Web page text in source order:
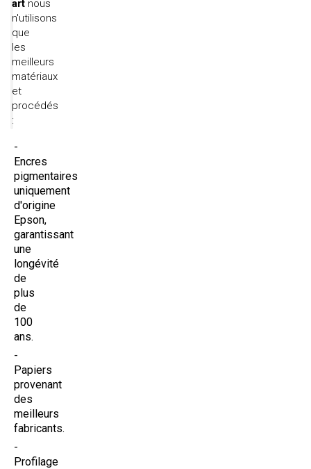
art nous
n'utilisons
que
les
meilleurs
matériaux
et
procédés
:
Encres
pigmentaires
uniquement
d'origine
Epson,
garantissant
une
longévité
de
plus
de
100
ans.
Papiers
provenant
des
meilleurs
fabricants.
Profilage